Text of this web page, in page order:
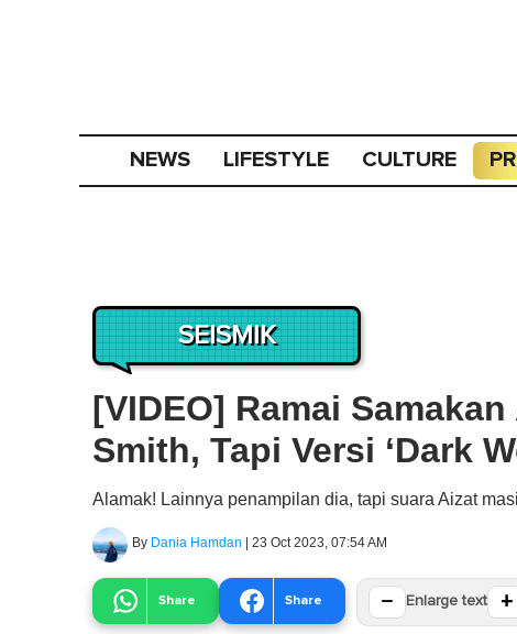
NEWS LIFESTYLE CULTURE
SEISMIK
[VIDEO] Ramai
Smith, Tapi Versi ‘Dark
Alamak! Lainnya penampilan dia, tapi suara Aizat
By Dania Hamdan | 23 Oct 2023, 07:54 AM
Share Share − Enlarge text +